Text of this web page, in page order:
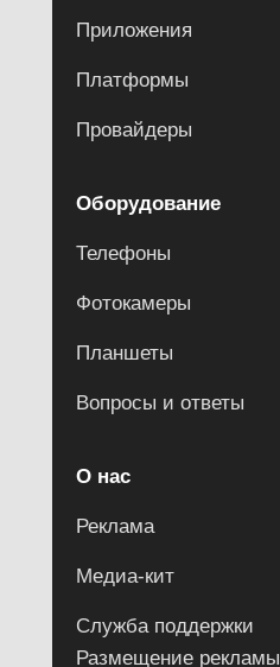
Приложения
Платформы
Провайдеры
Оборудование
Телефоны
Фотокамеры
Планшеты
Вопросы и ответы
О нас
Реклама
Медиа-кит
Служба поддержки
Размещение рекламы